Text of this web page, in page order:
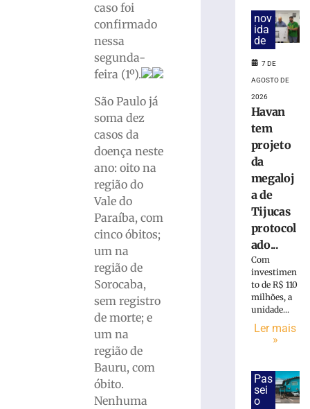
caso foi
confirmado
nessa
segunda-
feira (1º).
São Paulo já
soma dez
casos da
doença neste
ano: oito na
região do
Vale do
Paraíba, com
cinco óbitos;
um na
região de
Sorocaba,
sem registro
de morte; e
um na
região de
Bauru, com
óbito.
Nenhuma
estrutura
Brusque
Município
litoral
indenizará
jovem
perdeu
testículo
atraso
médico
nov
ida
de
7 DE
AGOSTO DE
2026
Havan
tem
projeto
da
megaloj
a de
Tijucas
protocol
ado...
Com
investimen
to de R$ 110
milhões, a
unidade...
Ler mais
»
Pas
sei
o